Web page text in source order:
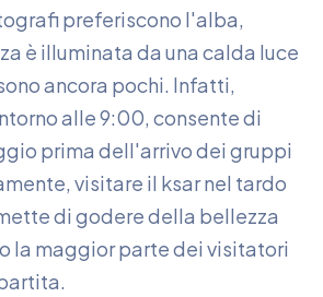
preferiscono l'alba,
è illuminata da una calda luce
ancora pochi. Infatti,
alle 9:00, consente di
prima dell'arrivo dei gruppi
visitare il ksar nel tardo
di godere della bellezza
la maggior parte dei visitatori